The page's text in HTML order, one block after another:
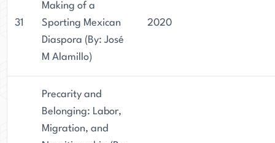
31
Making of a
Sporting Mexican
Diaspora (By: José
M Alamillo)
2020
Precarity and
Belonging: Labor,
Migration, and